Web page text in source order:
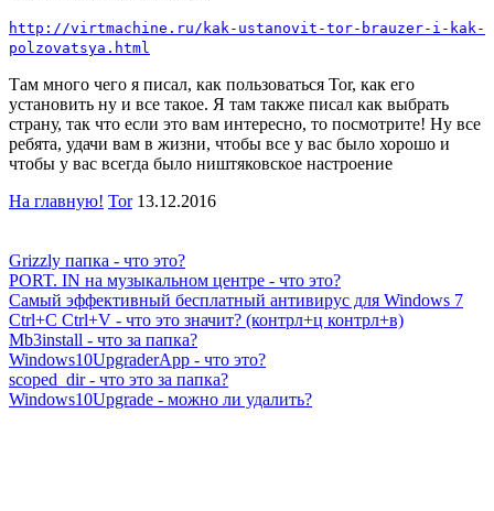
http://virtmachine.ru/kak-ustanovit-tor-brauzer-i-kak-
polzovatsya.html
Там много чего я писал, как пользоваться Tor, как его
установить ну и все такое. Я там также писал как выбрать
страну, так что если это вам интересно, то посмотрите! Ну все
ребята, удачи вам в жизни, чтобы все у вас было хорошо и
чтобы у вас всегда было ништяковское настроение
На главную! Tor 13.12.2016
Grizzly папка - что это?
PORT. IN на музыкальном центре - что это?
Самый эффективный бесплатный антивирус для Windows 7
Ctrl+C Ctrl+V - что это значит? (контрл+ц контрл+в)
Mb3install - что за папка?
Windows10UpgraderApp - что это?
scoped_dir - что это за папка?
Windows10Upgrade - можно ли удалить?